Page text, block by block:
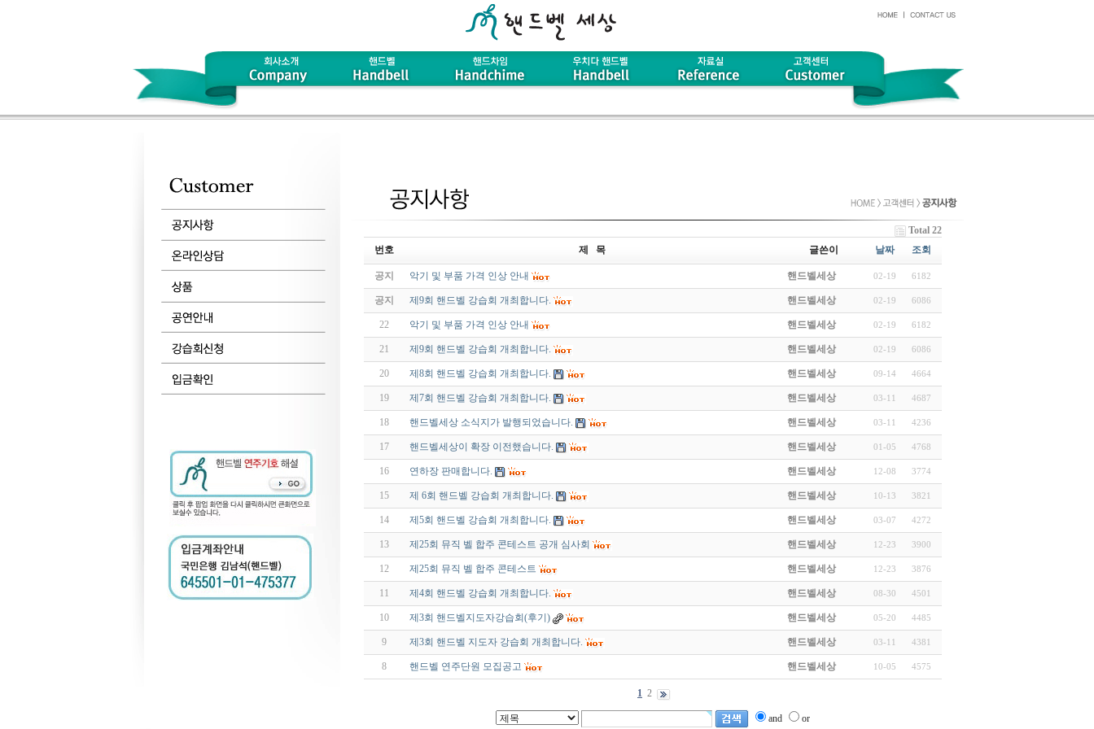
Total 22
번호
제 목 글쓴이 날짜 조회
공지 악기 및 부품 가격 인상 안내 핸드벨세상 02-19 6182
공지 제9회 핸드벨 강습회 개최합니다. 핸드벨세상 02-19 6086
22 악기 및 부품 가격 인상 안내 핸드벨세상 02-19 6182
21 제9회 핸드벨 강습회 개최합니다. 핸드벨세상 02-19 6086
20 제8회 핸드벨 강습회 개최합니다. 핸드벨세상 09-14 4664
19 제7회 핸드벨 강습회 개최합니다. 핸드벨세상 03-11 4687
18 핸드벨세상 소식지가 발행되었습니다. 핸드벨세상 03-11 4236
17 핸드벨세상이 확장 이전했습니다. 핸드벨세상 01-05 4768
16 연하장 판매합니다. 핸드벨세상 12-08 3774
15 제 6회 핸드벨 강습회 개최합니다. 핸드벨세상 10-13 3821
14 제5회 핸드벨 강습회 개최합니다. 핸드벨세상 03-07 4272
13 제25회 뮤직 벨 합주 콘테스트 공개 심사회 핸드벨세상 12-23 3900
12 제25회 뮤직 벨 합주 콘테스트 핸드벨세상 12-23 3876
11 제4회 핸드벨 강습회 개최합니다. 핸드벨세상 08-30 4501
10 제3회 핸드벨지도자강습회(후기) 핸드벨세상 05-20 4485
9 제3회 핸드벨 지도자 강습회 개최합니다. 핸드벨세상 03-11 4381
8 핸드벨 연주단원 모집공고 핸드벨세상 10-05 4575
1 2
and or